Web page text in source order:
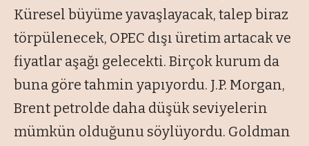
Küresel büyüme yavaşlayacak, talep biraz
törpülenecek, OPEC dışı üretim artacak ve
fiyatlar aşağı gelecekti. Birçok kurum da
buna göre tahmin yapıyordu. J.P. Morgan,
Brent petrolde daha düşük seviyelerin
mümkün olduğunu söylüyordu. Goldman